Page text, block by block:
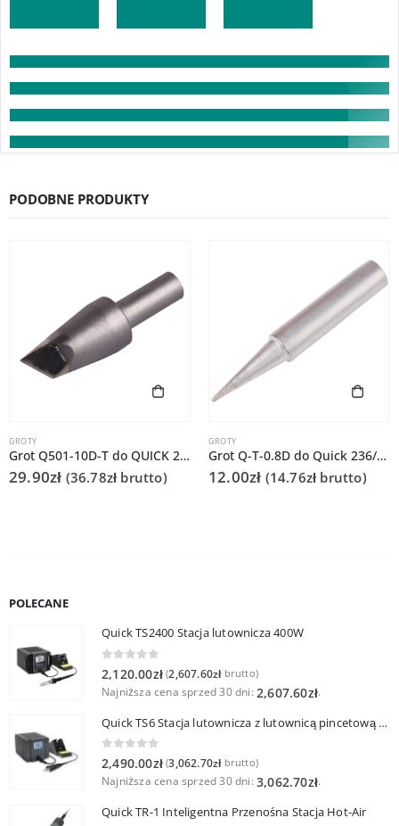
PODOBNE PRODUKTY
GROTY
Grot Q501-10D-T do QUICK 206D
29.90zł (36.78zł brutto)
GROTY
Grot Q-T-0.8D do Quick 236/706/936A/3104/3102/TS1100
12.00zł (14.76zł brutto)
POLECANE
Quick TS2400 Stacja lutownicza 400W
2,120.00zł (2,607.60złbrutto)
Najniższa cena sprzed 30 dni: 2,607.60zł.
Quick TS6 Stacja lutownicza z lutownicą pincetową 60W
0 out of 5
2,490.00zł (3,062.70złbrutto)
Najniższa cena sprzed 30 dni: 3,062.70zł.
Quick TR-1 Inteligentna Przenośna Stacja Hot-Air